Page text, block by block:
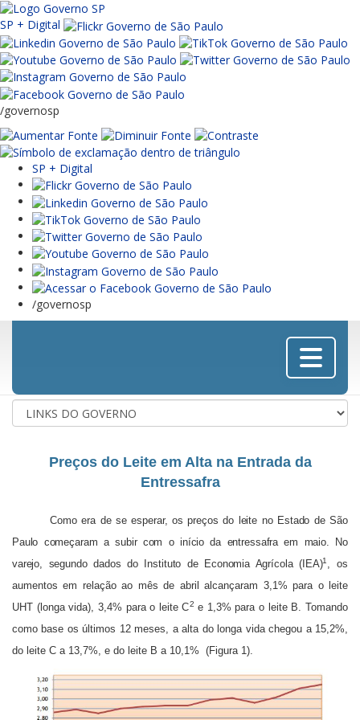
SP + Digital
/governosp
SP + Digital
/governosp
Menu
Preços do Leite em Alta na Entrada da
Entressafra
Como era de se esperar, os preços do leite no Estado de São
Paulo começaram a subir com o início da entressafra em maio. No
varejo, segundo dados do Instituto de Economia Agrícola (IEA)1
, os
aumentos em relação ao mês de abril alcançaram 3,1% para o leite
UHT (longa vida), 3,4% para o leite C2 e 1,3% para o leite B. Tomando
como base os últimos 12 meses, a alta do longa vida chegou a 15,2%,
do leite C a 13,7%, e do leite B a 10,1% (Figura 1).